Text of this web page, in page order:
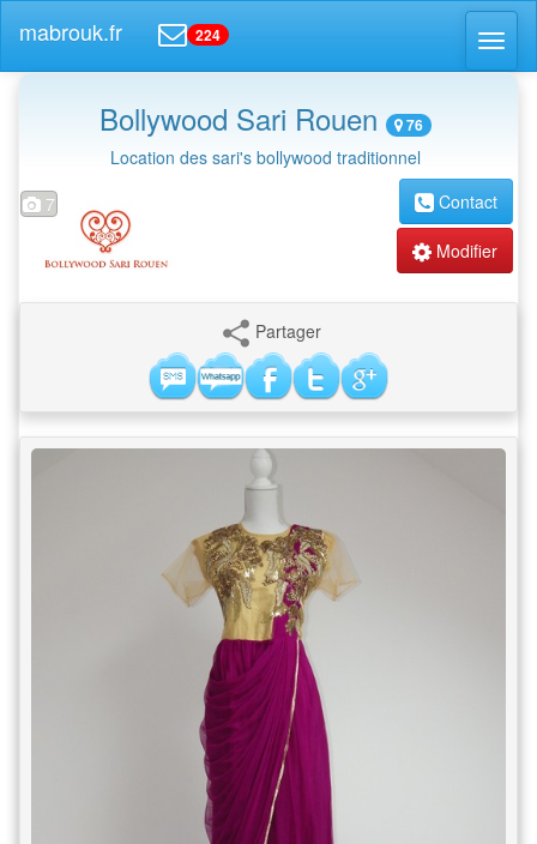
mabrouk.fr 224
Bollywood Sari Rouen 76
Location des sari's bollywood traditionnel
7
Contact
Modifier
Partager